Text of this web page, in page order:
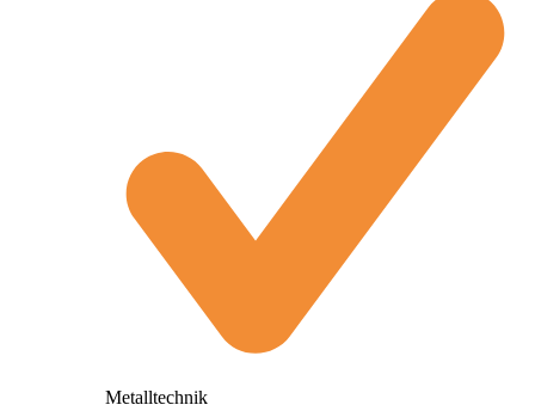
Metalltechnik